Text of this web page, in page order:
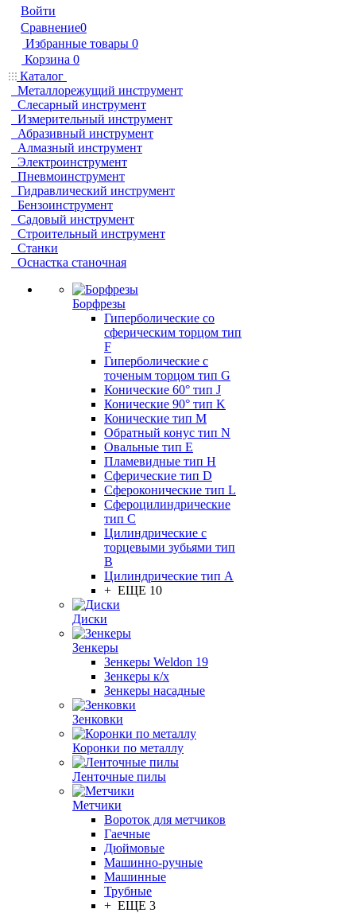
Войти
Сравнение0
Избранные товары 0
Корзина 0
Каталог
Металлорежущий инструмент
Слесарный инструмент
Измерительный инструмент
Абразивный инструмент
Алмазный инструмент
Электроинструмент
Пневмоинструмент
Гидравлический инструмент
Бензоинструмент
Садовый инструмент
Строительный инструмент
Станки
Оснастка станочная
Борфрезы
Гиперболические cо
сферическим торцом тип
F
Гиперболические с
точеным торцом тип G
Конические 60° тип J
Конические 90° тип K
Конические тип M
Обратный конус тип N
Овальные тип E
Пламевидные тип H
Сферические тип D
Сфероконические тип L
Сфероцилиндрические
тип C
Цилиндрические с
торцевыми зубьями тип
B
Цилиндрические тип А
+ ЕЩЕ 10
Диски
Зенкеры
Зенкеры Weldon 19
Зенкеры к/х
Зенкеры насадные
Зенковки
Коронки по металлу
Ленточные пилы
Метчики
Вороток для метчиков
Гаечные
Дюймовые
Машинно-ручные
Машинные
Трубные
+ ЕЩЕ 3